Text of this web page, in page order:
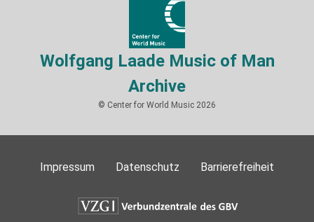
Wolfgang Laade Music of Man
Archive
© Center for World Music 2026
Impressum Datenschutz Barrierefreiheit